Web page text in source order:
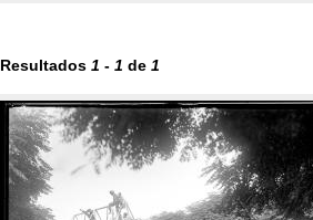
Resultados 1 - 1 de 1